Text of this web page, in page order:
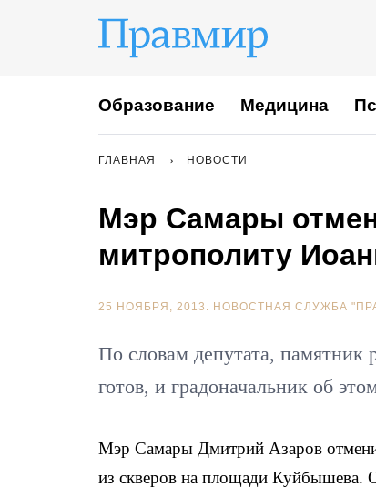
Образование Медицина
ГЛАВНАЯ НОВОСТИ
Мэр Самары
митрополиту
25 НОЯБРЯ, 2013. НОВОСТНАЯ СЛУЖБА
По словам депутата, памятник
готов, и градоначальник об
Мэр Самары Дмитрий Азаров
из скверов на площади Куйбышева.